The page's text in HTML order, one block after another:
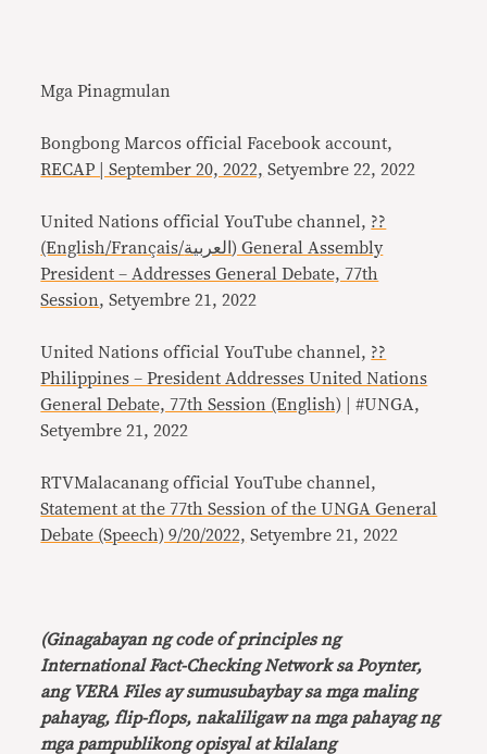
Mga Pinagmulan
Bongbong Marcos official Facebook account,
RECAP | September 20, 2022, Setyembre 22, 2022
United Nations official YouTube channel, ??
(English/Français/العربية) General Assembly
President – Addresses General Debate, 77th
Session, Setyembre 21, 2022
United Nations official YouTube channel, ??
Philippines – President Addresses United Nations
General Debate, 77th Session (English) | #UNGA,
Setyembre 21, 2022
RTVMalacanang official YouTube channel,
Statement at the 77th Session of the UNGA General
Debate (Speech) 9/20/2022, Setyembre 21, 2022
(Ginagabayan ng code of principles ng
International Fact-Checking Network sa Poynter,
ang VERA Files ay sumusubaybay sa mga maling
pahayag, flip-flops, nakaliligaw na mga pahayag ng
mga pampublikong opisyal at kilalang